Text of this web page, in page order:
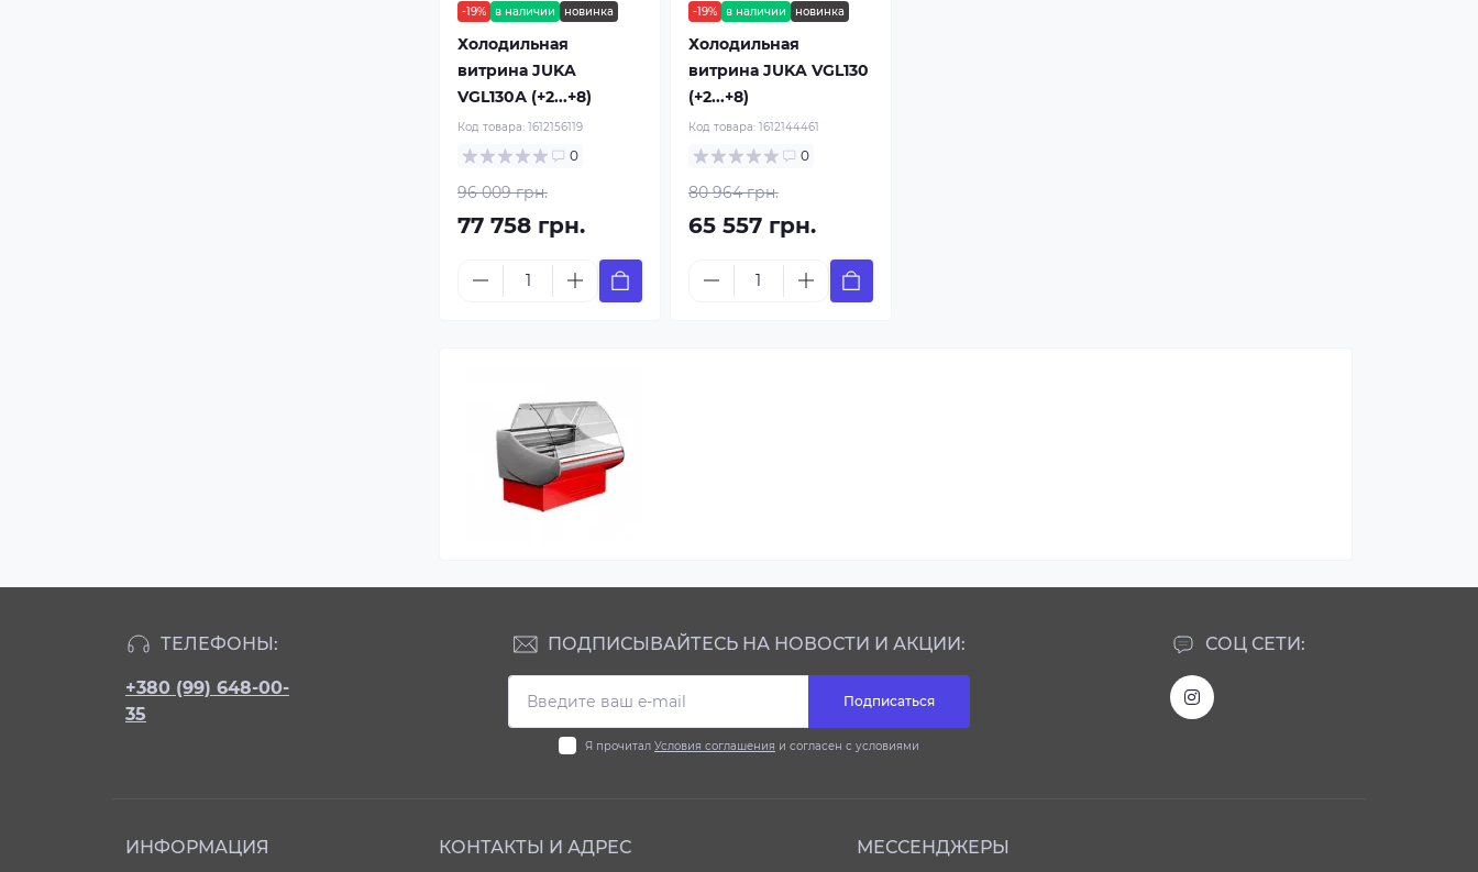
-19% в наличии новинка
Холодильная
витрина JUKA
VGL130А (+2...+8)
Код товара: 1612156119
0
96 009 грн.
77 758 грн.
-19% в наличии новинка
Холодильная
витрина JUKA VGL130
(+2...+8)
Код товара: 1612144461
0
80 964 грн.
65 557 грн.
ТЕЛЕФОНЫ:
+380 (99) 648-00-
35
СОЦ СЕТИ:
ПОДПИСЫВАЙТЕСЬ НА НОВОСТИ И АКЦИИ:
Подписаться
Я прочитал Условия соглашения и согласен с условиями
ИНФОРМАЦИЯ КОНТАКТЫ И АДРЕС МЕССЕНДЖЕРЫ